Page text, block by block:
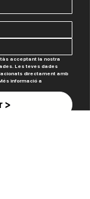
acceptant la nostra
Les teves dades
directament amb
>